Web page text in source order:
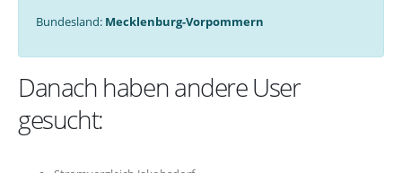
Bundesland: Mecklenburg-Vorpommern
Danach haben andere User
gesucht: